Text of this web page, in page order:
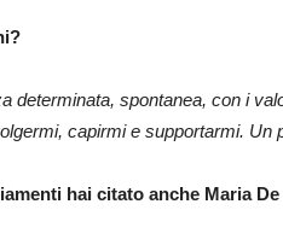
determinata, spontanea, con i
capirmi e supportarmi. Un
hai citato anche Maria